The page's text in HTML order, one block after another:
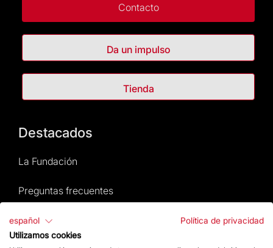
Contacto
Da un impulso
Tienda
Destacados
La Fundación
Preguntas frecuentes
Atención al Visitante
español
Política de privacidad
Utilizamos cookies